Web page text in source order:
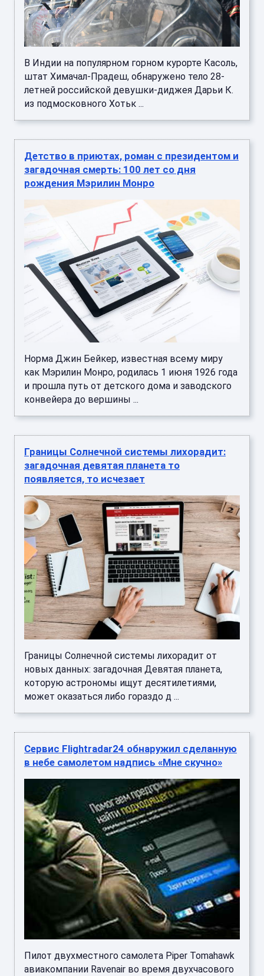
В Индии на популярном горном курорте Касоль,
штат Химачал-Прадеш, обнаружено тело 28-
летней российской девушки-диджея Дарьи К.
из подмосковного Хотьк ...
Детство в приютах, роман с президентом и
загадочная смерть: 100 лет со дня
рождения Мэрилин Монро
Норма Джин Бейкер, известная всему миру
как Мэрилин Монро, родилась 1 июня 1926 года
и прошла путь от детского дома и заводского
конвейера до вершины ...
Границы Солнечной системы лихорадит:
загадочная девятая планета то
появляется, то исчезает
Границы Солнечной системы лихорадит от
новых данных: загадочная Девятая планета,
которую астрономы ищут десятилетиями,
может оказаться либо гораздо д ...
Сервис Flightradar24 обнаружил сделанную
в небе самолетом надпись «Мне скучно»
Пилот двухместного самолета Piper Tomahawk
авиакомпании Ravenair во время двухчасового